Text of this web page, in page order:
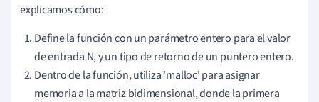
explicamos cómo:
Define la función con un parámetro entero para el valor
de entrada N, y un tipo de retorno de un puntero entero.
Dentro de la función, utiliza 'malloc' para asignar
memoria a la matriz bidimensional, donde la primera